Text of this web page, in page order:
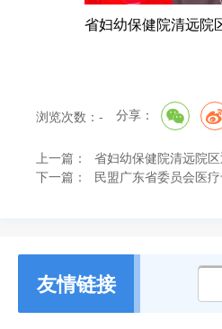
省妇幼保健院清远院
浏览次数： - 分享：
上一篇：
省妇幼保健院清远院
下一篇：
民盟广东省委员会医
友情链接